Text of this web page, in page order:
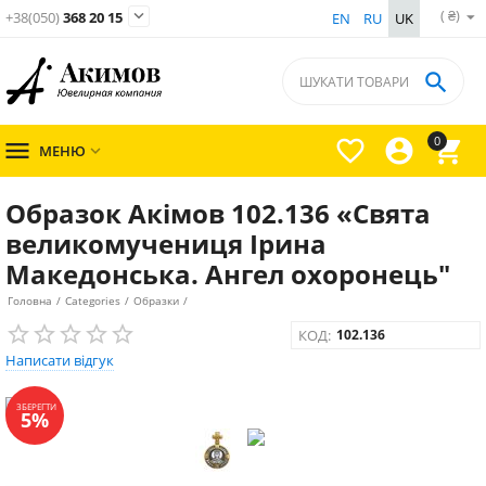
( ₴)
EN RU UK
+38(050)368 20 15 
0




 МЕНЮ 
Образок Акімов 102.136 «Свята
великомучениця Ірина
Македонська. Ангел охоронець"
Головна / Categories / Образки /
Написати відгук
КОД: 102.136
ЗБЕРЕГТИ
5%